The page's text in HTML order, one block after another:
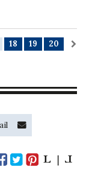
18 19 20